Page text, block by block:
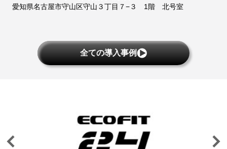
愛知県名古屋市守山区守山３丁目７−３ 1階 北号室
全ての導入事例